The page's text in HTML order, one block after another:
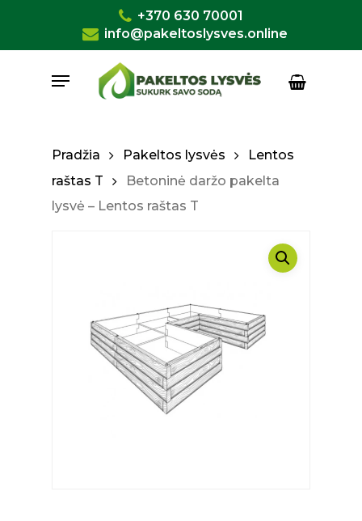
main
+370 630 70001
info@pakeltoslysves.online
Menu
Krepšelis
Cart
Pradžia Pakeltos lysvės
Lentos
raštas T
Betoninė daržo pakelta
lysvė – Lentos raštas T